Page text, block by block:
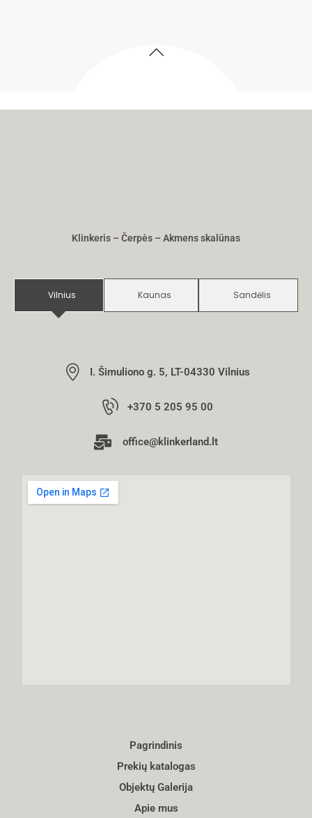
Klinkeris – Čerpės – Akmens skalūnas
Vilnius Kaunas Sandėlis
I. Šimuliono g. 5, LT-04330 Vilnius
+370 5 205 95 00
office@klinkerland.lt
Pagrindinis
Prekių katalogas
Objektų Galerija
Apie mus